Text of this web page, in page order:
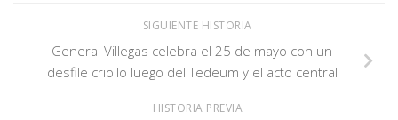
SIGUIENTE HISTORIA
General Villegas celebra el 25 de mayo con un
desfile criollo luego del Tedeum y el acto central
HISTORIA PREVIA